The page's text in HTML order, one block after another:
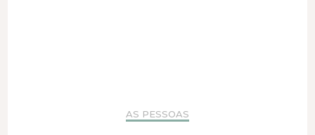
AS PESSOAS